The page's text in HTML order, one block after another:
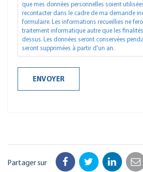
que mes données personnelles soient
recontacter dans le cadre de ma demande
formulaire. Les informations recueillies ne
traitement informatique autre que les
dessus. Les données seront conservées
seront supprimées à partir d'un an.
Partager sur Facebook
Twitter